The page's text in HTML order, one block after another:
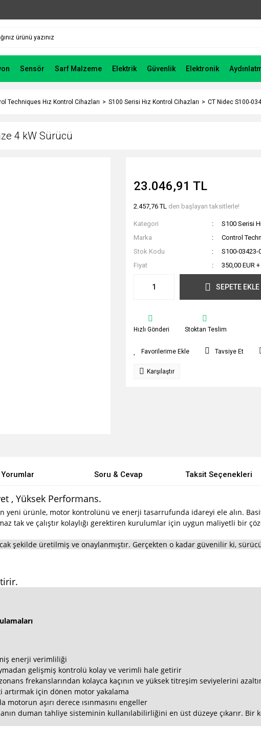
Sensör Sarf Malzeme Elektrik Güvenlik Elektronik
Techniques Hız Kontrol Cihazları S100 Serisi Hız Kontrol Cihazları CT Nidec S100-
4 kW Sürücü
23.046,91 TL
2.457,76 TL den başlayan taksitlerle!
Kategori
S100 Serisi
Marka
Control
Stok Kodu
S100-03423-
Fiyat
350,00 EUR
SEPETE EKLE
Hızlı Gönderi Stoktan Teslim
Tavsiye Et
Karşılaştır
Yorumlar Soru & Cevap Taksit Seçenekleri
, Yüksek Performans.
yeni ürünle, motor kontrolünü ve enerji tasarrufunda idareyi ele alın.
tak ve çalıştır kolaylığı gerektiren kurulumlar için uygun maliyetli bir
şekilde üretilmiş ve onaylanmıştır. Gerçekten o kadar güvenilir ki,
enerji verimliliği
gelişmiş kontrolü kolay ve verimli hale getirir
frekanslarından kolayca kaçının ve yüksek titreşim seviyelerini
için dönen motor yakalama
motorun aşırı derece ısınmasını engeller
duman tahliye sisteminin kullanılabilirliğini en üst düzeye çıkarır.